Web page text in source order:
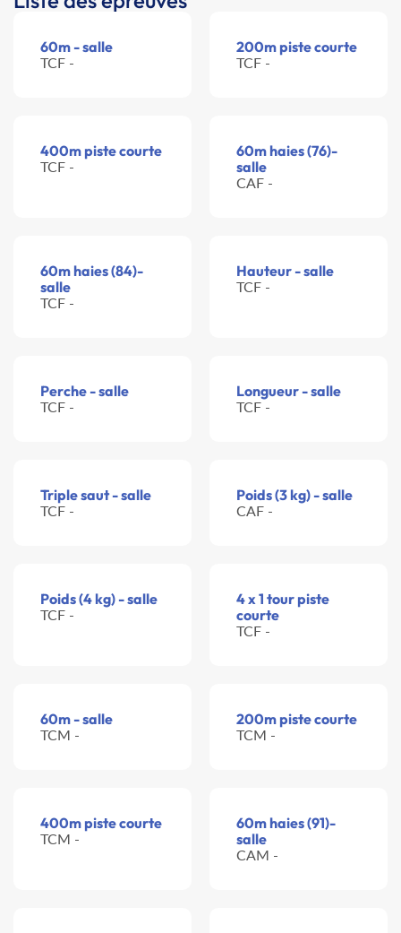
60m - salle
TCF -
200m piste courte
TCF -
400m piste courte
TCF -
60m haies (76)-
salle
CAF -
60m haies (84)-
salle
TCF -
Hauteur - salle
TCF -
Perche - salle
TCF -
Longueur - salle
TCF -
Triple saut - salle
TCF -
Poids (3 kg) - salle
CAF -
Poids (4 kg) - salle
TCF -
4 x 1 tour piste
courte
TCF -
60m - salle
TCM -
200m piste courte
TCM -
400m piste courte
TCM -
60m haies (91)-
salle
CAM -